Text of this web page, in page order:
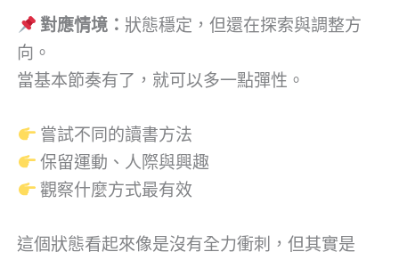
對應情境： 狀態穩定，但還在探索與調整方
向。
當基本節奏有了，就可以多一點彈性。
嘗試不同的讀書方法
保留運動、人際與興趣
觀察什麼方式最有效
這個狀態看起來像是沒有全力衝刺，但其實是